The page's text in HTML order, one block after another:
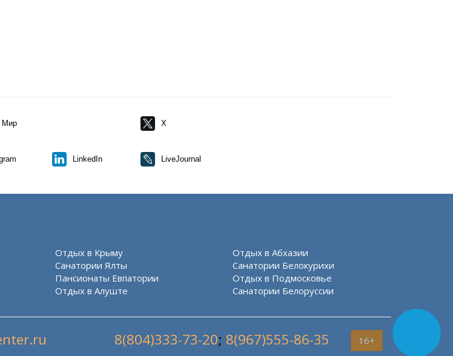
Мир X
LinkedIn LiveJournal
Отдых в Крыму
Санатории Ялты
Пансионаты Евпатории
Отдых в Алуште
Отдых в Абхазии
Санатории Белокурихи
Отдых в Подмосковье
Санатории Белоруссии
8(804)333-73-20; 8(967)555-86-35 16+